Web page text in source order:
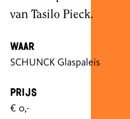
van Tasilo Pieck.
Waar
SCHUNCK Glaspaleis
Prijs
€ 0,-